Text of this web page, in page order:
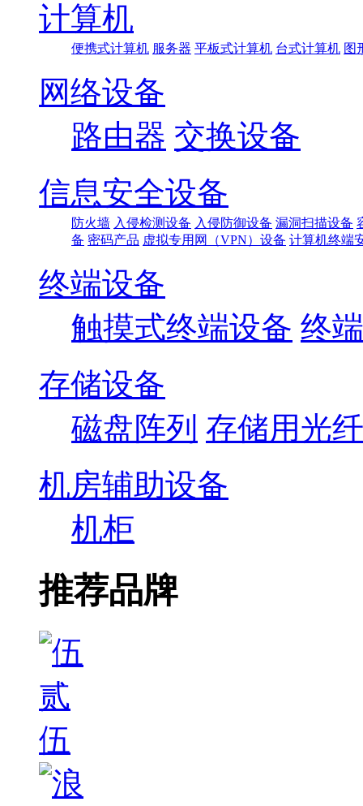
计算机
便携式计算机 服务器 平板式计算机 台式计算机 图
网络设备
路由器 交换设备
信息安全设备
防火墙 入侵检测设备 入侵防御设备 漏洞扫描设备
备 密码产品 虚拟专用网（VPN）设备 计算机终端
终端设备
触摸式终端设备 终
存储设备
磁盘阵列 存储用光
机房辅助设备
机柜
推荐品牌